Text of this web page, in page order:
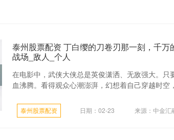
泰州股票配资 丁白缨的刀卷刃那一刻，千万
战场_敌人_个人
在电影中，武侠大侠总是英俊潇洒、无敌强大。
血沸腾。看得观众心潮澎湃，幻想着自己穿越时
泰州股票配资 日期：02-23 来源：中金汇